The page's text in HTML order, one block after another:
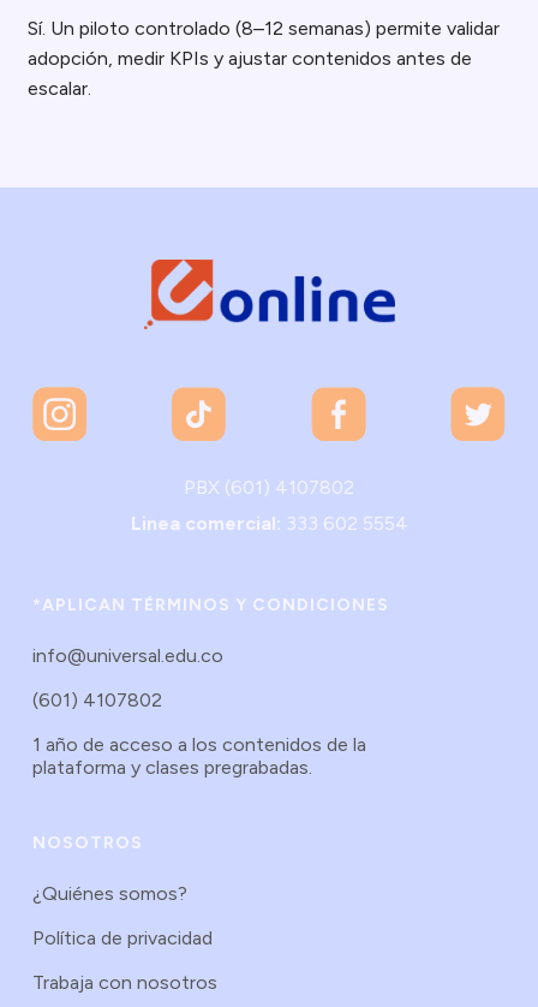
Sí. Un piloto controlado (8–12 semanas) permite validar
adopción, medir KPIs y ajustar contenidos antes de
escalar.
PBX (601) 4107802
Linea comercial: 333 602 5554
*APLICAN TÉRMINOS Y CONDICIONES
info@universal.edu.co
(601) 4107802
1 año de acceso a los contenidos de la
plataforma y clases pregrabadas.
NOSOTROS
¿Quiénes somos?
Política de privacidad
Trabaja con nosotros